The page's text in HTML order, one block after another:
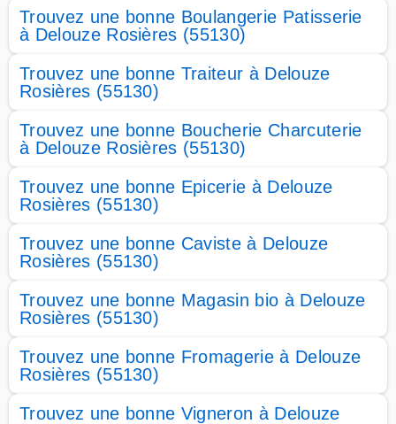
Trouvez une bonne Boulangerie Patisserie
à Delouze Rosières (55130)
Trouvez une bonne Traiteur à Delouze
Rosières (55130)
Trouvez une bonne Boucherie Charcuterie
à Delouze Rosières (55130)
Trouvez une bonne Epicerie à Delouze
Rosières (55130)
Trouvez une bonne Caviste à Delouze
Rosières (55130)
Trouvez une bonne Magasin bio à Delouze
Rosières (55130)
Trouvez une bonne Fromagerie à Delouze
Rosières (55130)
Trouvez une bonne Vigneron à Delouze